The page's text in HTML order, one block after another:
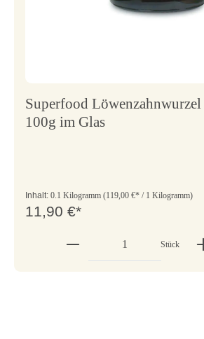
Superfood
100g im Glas
Inhalt: 0.1 Kilogramm (119,00 €* / 1 Kilogramm)
11,90 €*
Stück